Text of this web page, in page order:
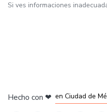
Si ves informaciones
Hecho con ❤ en Ciudad de